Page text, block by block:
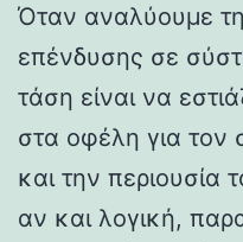
Όταν αναλύουμε
επένδυσης σε
τάση είναι να
στα οφέλη για τον
και την περιουσία
αν και λογική,